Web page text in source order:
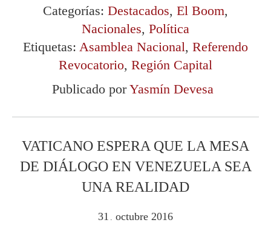
Categorías: Destacados, El Boom,
Nacionales, Política
Etiquetas: Asamblea Nacional, Referendo
Revocatorio, Región Capital
Publicado porYasmín Devesa
VATICANO ESPERA QUE LA MESA
DE DIÁLOGO EN VENEZUELA SEA
UNA REALIDAD
31 octubre 2016